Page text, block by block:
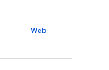
Web